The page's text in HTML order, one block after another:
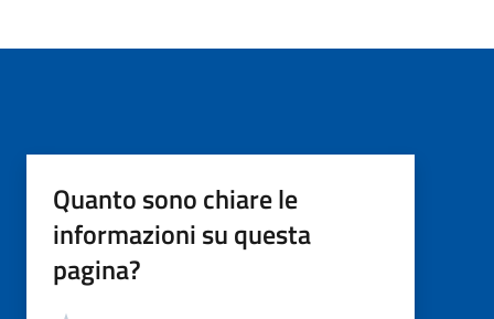
Quanto sono chiare le
informazioni su questa
pagina?